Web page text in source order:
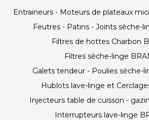
Entraineurs - Moteurs de plateaux
Feutres - Patins - Joints sèche-
Filtres de hottes Charbon
Filtres sèche-linge
Galets tendeur - Poulies sèche-
Hublots lave-linge et
Injecteurs table de cuisson -
Interrupteurs lave-linge